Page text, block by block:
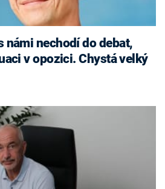
námi nechodí do debat,
v opozici. Chystá velký